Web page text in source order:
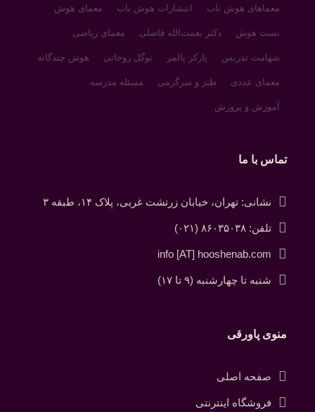
معماهای هوش ناب انتشارات هوش ناب معمای هوش
تست هوش دکتر نعمت‌الله فاضلی معمای ریاضی
شهامت تدریس پارکر پالمر نوگل روحانی هوش چندگانه
معمای عددی طنز و سرگرمی مسئله مدرسه
آموزش و پرورش
تماس با ما
نشانی: تهران، خیابان زرتشت غربی، پلاک ۱۴، طبقه ۳
تلفن: ۸۶۰۳۵۰۳۸ (۰۲۱)
info [AT] hooshenab.com
شنبه تا چهارشنبه (۹ تا ۱۷)
منوی پاورقی
صفحه اصلی
فروشگاه اینترنتی